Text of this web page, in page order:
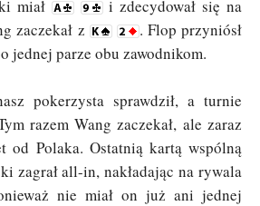
miał
i zdecydował się na
zaczekał z
. Flop przyniósł
jednej parze obu zawodnikom.
pokerzysta sprawdził, a turnie
razem Wang zaczekał, ale zaraz
od Polaka. Ostatnią kartą wspólną
zagrał all-in, nakładając na rywala
nie miał on już ani jednej